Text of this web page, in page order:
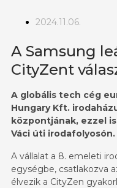
2024.11.06.
A Samsung
CityZent
A globális tech cég
Hungary Kft.
központjának, ezzel
Váci úti irodafolyosón.
A vállalat a 8. emeleti
egységbe, csatlakozva
élvezik a CityZen